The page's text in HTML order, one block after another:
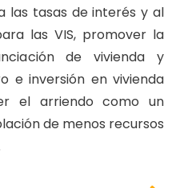
las tasas de interés y al
las VIS, promover la
de vivienda y
e inversión en vivienda
el arriendo como un
de menos recursos